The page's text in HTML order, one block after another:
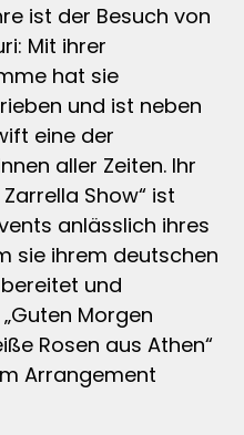
ist der Besuch von
Mit ihrer
hat sie
und ist neben
eine der
aller Zeiten. Ihr
Show“ ist
anlässlich ihres
sie ihrem deutschen
und
Morgen
Rosen aus Athen“
Arrangement